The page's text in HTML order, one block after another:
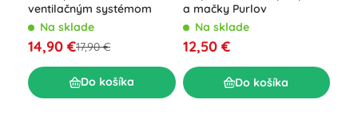
ventilačným systémom
Na sklade
14,90 €17,90 €
Do košíka
a mačky Purlov
Na sklade
12,50 €
Do košíka